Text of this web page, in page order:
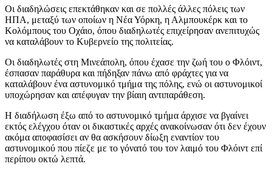
Οι διαδηλώσεις επεκτάθηκαν και σε πολλές άλλες πόλεις των
ΗΠΑ, μεταξύ των οποίων η Νέα Υόρκη, η Αλμπουκέρκ και το
Κολόμπους του Οχάιο, όπου διαδηλωτές επιχείρησαν ανεπιτυχώς
να καταλάβουν το Κυβερνείο της πολιτείας.
Οι διαδηλωτές στη Μινεάπολη, όπου έχασε την ζωή του ο Φλόιντ,
έσπασαν παράθυρα και πήδηξαν πάνω από φράχτες για να
καταλάβουν ένα αστυνομικό τμήμα της πόλης, ενώ οι αστυνομικοί
υποχώρησαν και απέφυγαν την βίαιη αντιπαράθεση.
Η διαδήλωση έξω από το αστυνομικό τμήμα άρχισε να βγαίνει
εκτός ελέγχου όταν οι δικαστικές αρχές ανακοίνωσαν ότι δεν έχουν
ακόμα αποφασίσει αν θα ασκήσουν δίωξη εναντίον του
αστυνομικού που πίεζε με το γόνατό του τον λαιμό του Φλόιντ επί
περίπου οκτώ λεπτά.